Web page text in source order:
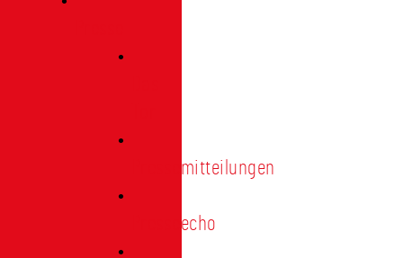
Pressemitteilungen
Presseecho